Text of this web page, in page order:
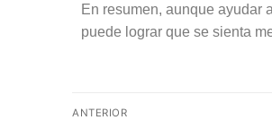
En resumen, aunque ayudar
puede lograr que se sienta
ANTERIOR